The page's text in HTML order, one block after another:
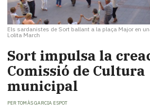
Els sardanistes de Sort ballant a la plaça Major en
Lolita March
Sort impulsa la
Comissió de Cultura
municipal
PER TOMÀS GARCIA ESPOT